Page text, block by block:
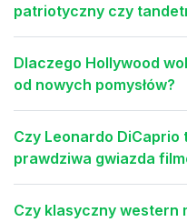
patriotyczny czy
Dlaczego Hollywood
od nowych pomysłów?
Czy Leonardo DiCaprio
prawdziwa gwiazda
Czy klasyczny western